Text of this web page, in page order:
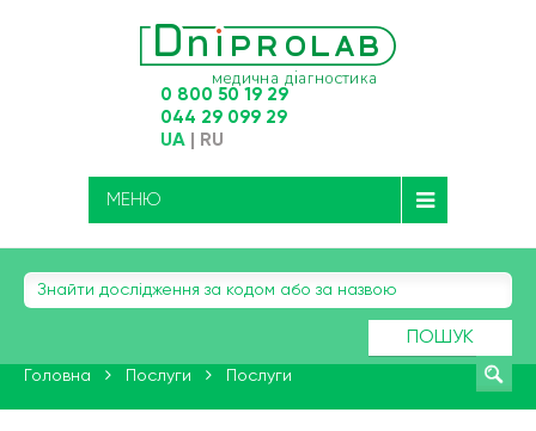
0 800 50 19 29
044 29 099 29
UA RU
МЕНЮ
ПОШУК
Головна Послуги Послуги